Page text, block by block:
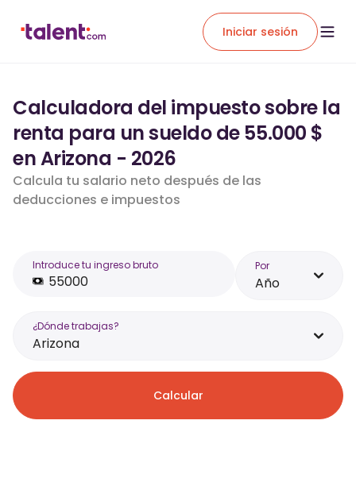
Iniciar sesión
Calculadora del impuesto sobre la
renta para un sueldo de 55.000 $
en Arizona - 2026
Calcula tu salario neto después de las
deducciones e impuestos
Introduce tu ingreso bruto Por
Año
¿Dónde trabajas?
Arizona
Calcular